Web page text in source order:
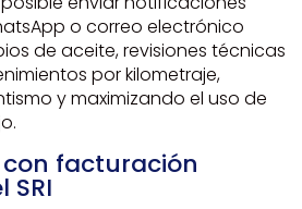
o correo electrónico
de aceite, revisiones técnicas
por kilometraje,
y maximizando el uso de
facturación
SRI